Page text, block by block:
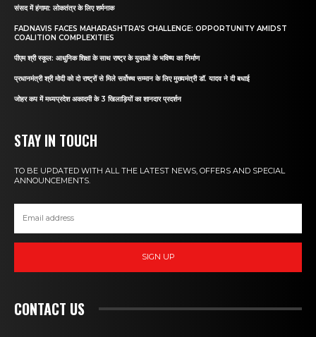
संसद में हंगामा: लोकतंत्र के लिए शर्मनाक
FADNAVIS FACES MAHARASHTRA’S CHALLENGE: OPPORTUNITY AMIDST
COALITION COMPLEXITIES
पीएम श्री स्कूल: आधुनिक शिक्षा के साथ राष्ट्र के युवाओं के भविष्य का निर्माण
प्रधानमंत्री श्री मोदी को दो राष्ट्रों से मिले सर्वोच्च सम्मान के लिए मुख्यमंत्री डॉ. यादव ने दी बधाई
जोहर कप में मध्यप्रदेश अकादमी के 3 खिलाड़ियों का शानदार प्रदर्शन
STAY IN TOUCH
TO BE UPDATED WITH ALL THE LATEST NEWS, OFFERS AND SPECIAL
ANNOUNCEMENTS.
SIGN UP
CONTACT US